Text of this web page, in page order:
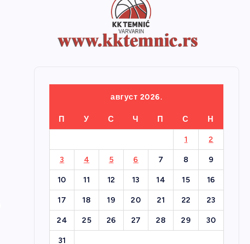
август 2026.
П У С Ч П С Н
1 2
3 4 5 6 7 8 9
10 11 12 13 14 15 16
17 18 19 20 21 22 23
24 25 26 27 28 29 30
31